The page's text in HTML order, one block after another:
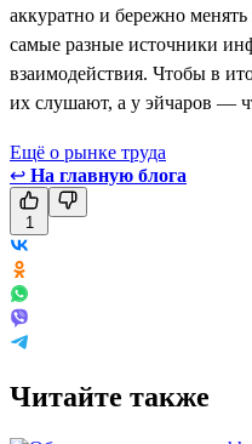
аккуратно и бережно
самые разные источники
взаимодействия. Чтобы в
их слушают, а у эйчаров —
Ещё о рынке труда
↩ На главную блога
1
Читайте также